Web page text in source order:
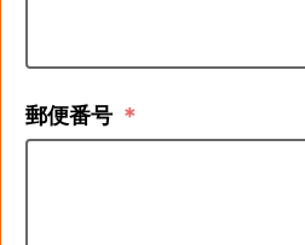
郵便番号 ＊